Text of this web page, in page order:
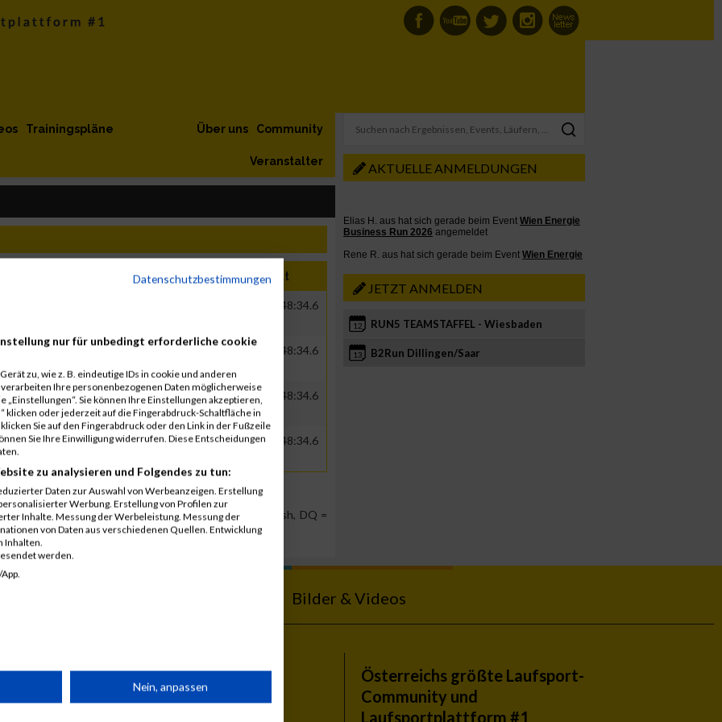
Trainingspläne Community
Über uns
Veranstalter
Net Brut
01:48:34.6
GER Maxfeld Running Team 00:39:22.8 01:48:34.6
GER Maxfeld Running Team 00:39:22.8 01:48:34.6
GER Maxfeld Running Team 00:39:22.8 01:48:34.6
Position, DNS = Did not start, DNF = Did not finish, DQ =
AKTUELLE ANMELDUNGEN
JETZT ANMELDEN
12 RUN5 TEAMSTAFFEL - Wiesbaden
13 B2Run Dillingen/Saar
Bilder & Videos
Themen
Österreichs größte Laufsport-
Community und
Laufsportplattform #1
Datenschutzbestimmungen
nur für unbedingt erforderliche cookie
zu, wie z. B. eindeutige IDs in cookie und anderen
Ihre personenbezogenen Daten möglicherweise
Sie können Ihre Einstellungen akzeptieren,
klicken oder jederzeit auf die Fingerabdruck-Schaltfläche in
Sie auf den Fingerabdruck oder den Link in der Fußzeile
Sie Ihre Einwilligung widerrufen. Diese Entscheidungen
zu analysieren und Folgendes zu tun:
Daten zur Auswahl von Werbeanzeigen. Erstellung
Werbung. Erstellung von Profilen zur
Inhalte. Messung der Werbeleistung. Messung der
von Daten aus verschiedenen Quellen. Entwicklung
Inhalten.
werden.
Nein, anpassen